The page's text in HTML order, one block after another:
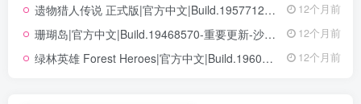
遗物猎人传说 正式版|官方中文|Build.19577129+全DLC|解压即撸| 12个月前
珊瑚岛|官方中文|Build.19468570-重要更新-沙盒|解压即撸| 12个月前
绿林英雄 Forest Heroes|官方中文|Build.19609351+全DLC|解压即撸| 12个月前